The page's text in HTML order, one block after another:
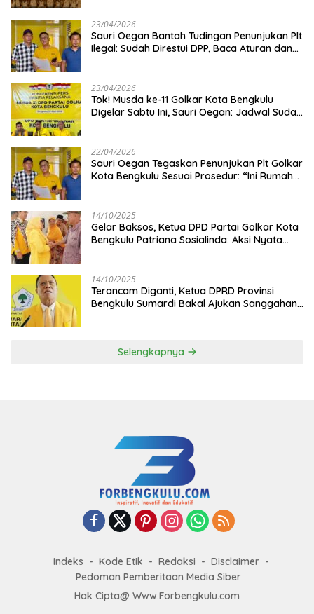
23/04/2026
Sauri Oegan Bantah Tudingan Penunjukan Plt
Ilegal: Sudah Direstui DPP, Baca Aturan dan
23/04/2026
‎Tok! Musda ke-11 Golkar Kota Bengkulu
Digelar Sabtu Ini, Sauri Oegan: Jadwal Sudah
22/04/2026
Sauri Oegan Tegaskan Penunjukan Plt Golkar
Kota Bengkulu Sesuai Prosedur: “Ini Rumah
14/10/2025
‎Gelar Baksos, Ketua DPD Partai Golkar Kota
Bengkulu Patriana Sosialinda: Aksi Nyata
14/10/2025
Terancam Diganti, Ketua DPRD Provinsi
Bengkulu Sumardi Bakal Ajukan Sanggahan
Selengkapnya
Indeks Kode Etik Redaksi
Disclaimer
Pedoman Pemberitaan Media Siber
Hak Cipta@ Www.Forbengkulu.com